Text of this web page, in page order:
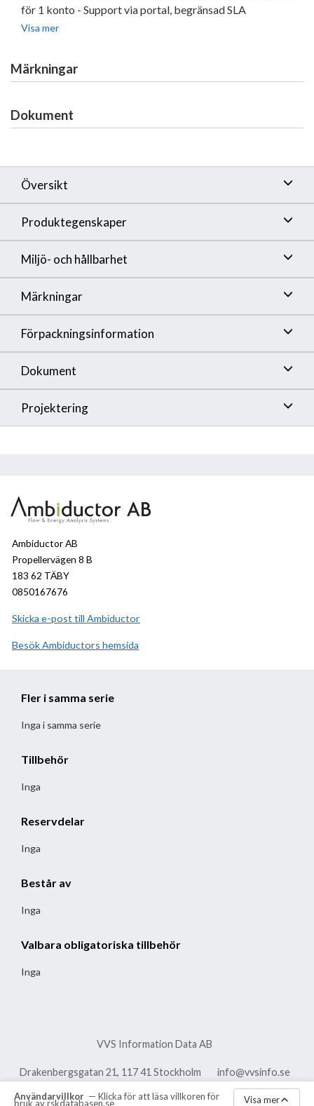
för 1 konto - Support via portal, begränsad SLA
Visa mer
Märkningar
Dokument
Översikt
Produktegenskaper
Miljö- och hållbarhet
Märkningar
Förpackningsinformation
Dokument
Projektering
Ambiductor AB
Propellervägen 8 B
183 62 TÄBY
0850167676
Skicka e-post till Ambiductor
BesökAmbiductor hemsida
Fler i samma serie
Inga i samma serie
Tillbehör
Inga
Reservdelar
Inga
Består av
Inga
Valbara obligatoriska tillbehör
Inga
Användarvillkor — Klicka för att läsa villkoren för
bruk av rskdatabasen.se Visa mer
VVS Information Data AB
Drakenbergsgatan 21, 117 41 Stockholm info@vvsinfo.se
vvsinfo.se Aktuella meddelanden